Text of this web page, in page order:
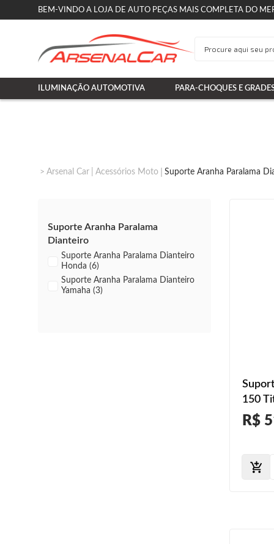
BEM-VINDO A LOJA DE AUTO PEÇAS MAIS COMPLETA DO
ILUMINAÇÃO AUTOMOTIVA PARA-CHOQUES E
Arsenal Car Acessórios Moto Suporte Aranha Paralama
Suporte Aranha Paralama
Dianteiro
Suporte Aranha Paralama Dianteiro
Honda (6)
Suporte Aranha Paralama Dianteiro
Yamaha (3)
150
2007
R$